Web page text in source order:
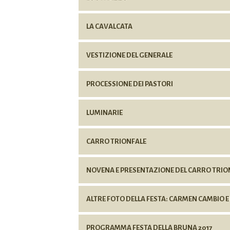
LA CAVALCATA
VESTIZIONE DEL GENERALE
PROCESSIONE DEI PASTORI
LUMINARIE
CARRO TRIONFALE
NOVENA E PRESENTAZIONE DEL CARRO
ALTRE FOTO DELLA FESTA: CARMEN CAMBIO
PROGRAMMA FESTA DELLA BRUNA 2017